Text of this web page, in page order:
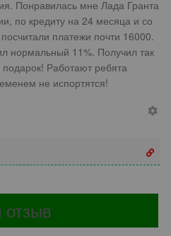
Понравилась мне Лада Гранта
по кредиту на 24 месяца и со
платежи почти 16000.
нормальный 11%. Получил так
Работают ребята
не испортятся!